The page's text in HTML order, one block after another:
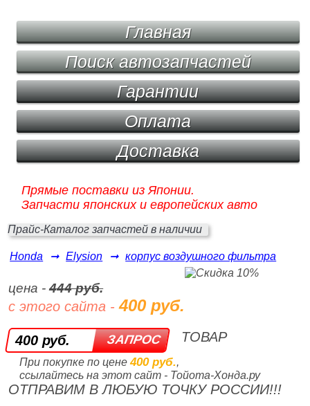
Главная
Поиск автозапчастей
Гарантии
Оплата
Доставка
Прямые поставки из Японии.
Запчасти японских и европейских авто
Прайс-Каталог запчастей в наличии
Honda ➞ Elysion ➞ корпус воздушного фильтра
цена -444 руб.
с этого сайта -400 руб.
400 руб.
При покупке по цене400 руб.,
ссылайтесь на этот сайт - Тойота-Хонда.ру
ТОВАР
ОТПРАВИМ В ЛЮБУЮ ТОЧКУ РОССИИ!!!